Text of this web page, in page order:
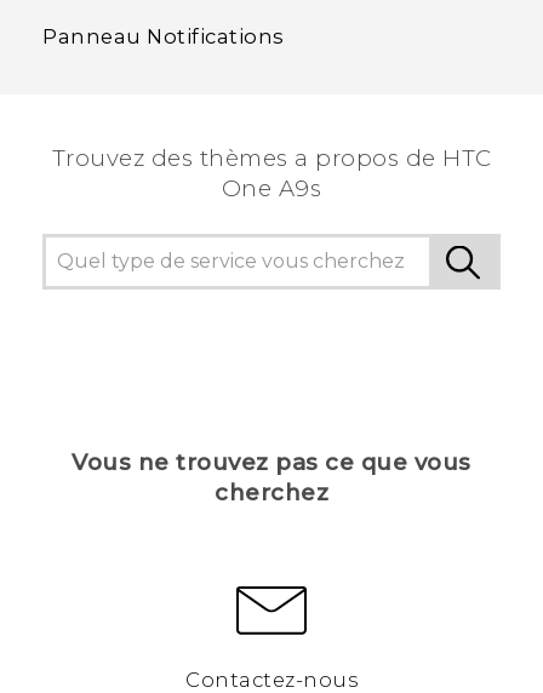
Panneau Notifications
Trouvez des thèmes a propos de HTC
One A9s
Vous ne trouvez pas ce que vous
cherchez
Contactez-nous